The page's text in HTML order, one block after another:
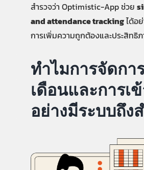
สำรวจว่า Optimistic-App ช่วย
and attendance trackingได้อ
การเพิ่มความถูกต้องและประสิทธิ
ทำไมการจัดกา
เดือนและการเ
อย่างมีระบบถึง